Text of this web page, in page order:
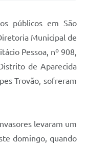
públicos em São
Municipal de
Pessoa, nº 908,
de Aparecida
Trovão, sofreram
levaram um
domingo, quando